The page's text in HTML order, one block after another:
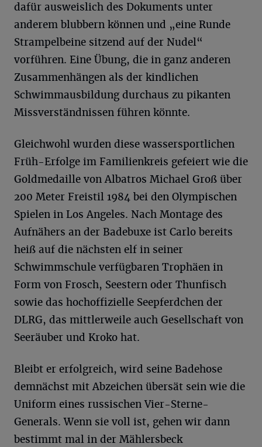
dafür ausweislich des Dokuments unter
anderem blubbern können und „eine Runde
Strampelbeine sitzend auf der Nudel“
vorführen. Eine Übung, die in ganz anderen
Zusammenhängen als der kindlichen
Schwimmausbildung durchaus zu pikanten
Missverständnissen führen könnte.
Gleichwohl wurden diese wassersportlichen
Früh-Erfolge im Familienkreis gefeiert wie die
Goldmedaille von Albatros Michael Groß über
200 Meter Freistil 1984 bei den Olympischen
Spielen in Los Angeles. Nach Montage des
Aufnähers an der Badebuxe ist Carlo bereits
heiß auf die nächsten elf in seiner
Schwimmschule verfügbaren Trophäen in
Form von Frosch, Seestern oder Thunfisch
sowie das hochoffizielle Seepferdchen der
DLRG, das mittlerweile auch Gesellschaft von
Seeräuber und Kroko hat.
Bleibt er erfolgreich, wird seine Badehose
demnächst mit Abzeichen übersät sein wie die
Uniform eines russischen Vier-Sterne-
Generals. Wenn sie voll ist, gehen wir dann
bestimmt mal in der Mählersbeck